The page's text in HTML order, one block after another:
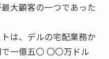
大顧客の一つであった
は、デルの宅配業務か
一億五〇 〇〇万ドル